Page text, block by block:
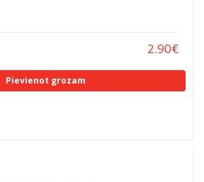
2.90€
Pievienot grozam